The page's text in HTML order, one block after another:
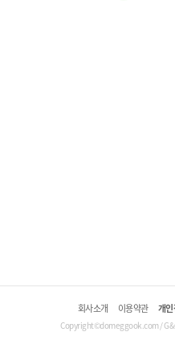
회사소개 이용약관 개
Copyright©domeggook.com /